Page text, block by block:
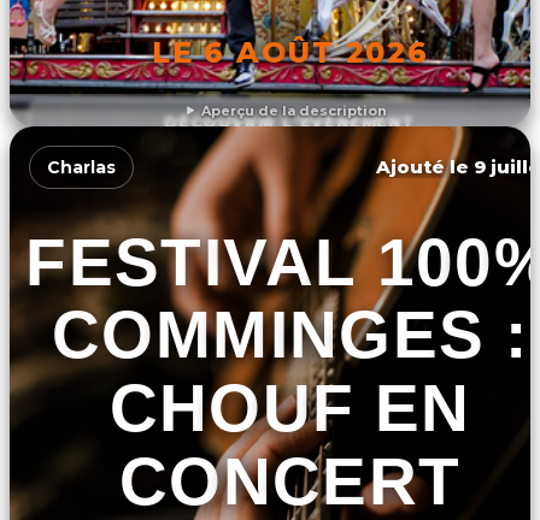
Aperçu de la description
LE 6 AOÛT 2026
DÉCOUVRIR L'ÉVÉNEMENT
Charlas Ajouté le 9
FESTIVAL
COMMINGES :
CHOUF EN
CONCERT